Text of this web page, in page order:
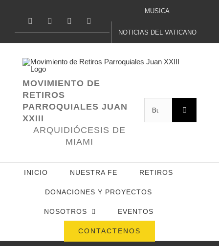
FacebookTwitter YouTubeCorreo
electrónico
MUSICA
NOTICIAS DEL VATICANO
MOVIMIENTO DE
RETIROS
PARROQUIALES JUAN
XXIII
ARQUIDIÓCESIS DE
MIAMI
INICIO NUESTRA FE RETIROS
DONACIONES Y PROYECTOS
NOSOTROS EVENTOS
CONTACTENOS